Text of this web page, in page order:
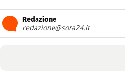
Redazione
redazione@sora24.it